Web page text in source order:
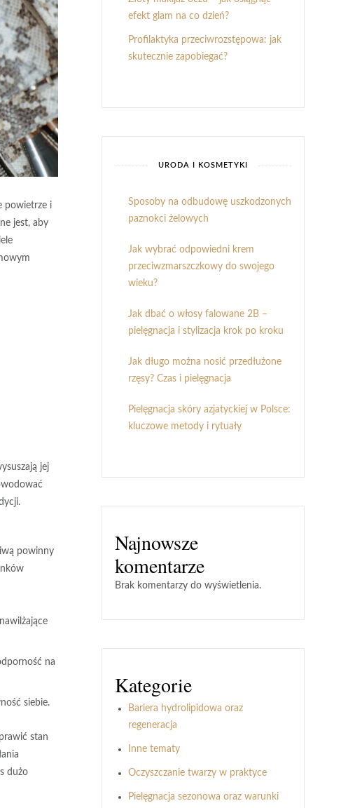
powietrze i
jest, aby
jej
powinny
na
siebie.
stan
dużo
efekt glam na co dzień?
Profilaktyka przeciwrozstępowa: jak
skutecznie zapobiegać?
URODA I KOSMETYKI
Sposoby na odbudowę uszkodzonych
paznokci żelowych
Jak wybrać odpowiedni krem
przeciwzmarszczkowy do swojego
wieku?
Jak dbać o włosy falowane 2B –
pielęgnacja i stylizacja krok po kroku
Jak długo można nosić przedłużone
rzęsy? Czas i pielęgnacja
Pielęgnacja skóry azjatyckiej w Polsce:
kluczowe metody i rytuały
Najnowsze
komentarze
Brak komentarzy do wyświetlenia.
Kategorie
Bariera hydrolipidowa oraz
regeneracja
Inne tematy
Oczyszczanie twarzy w praktyce
Pielęgnacja sezonowa oraz warunki